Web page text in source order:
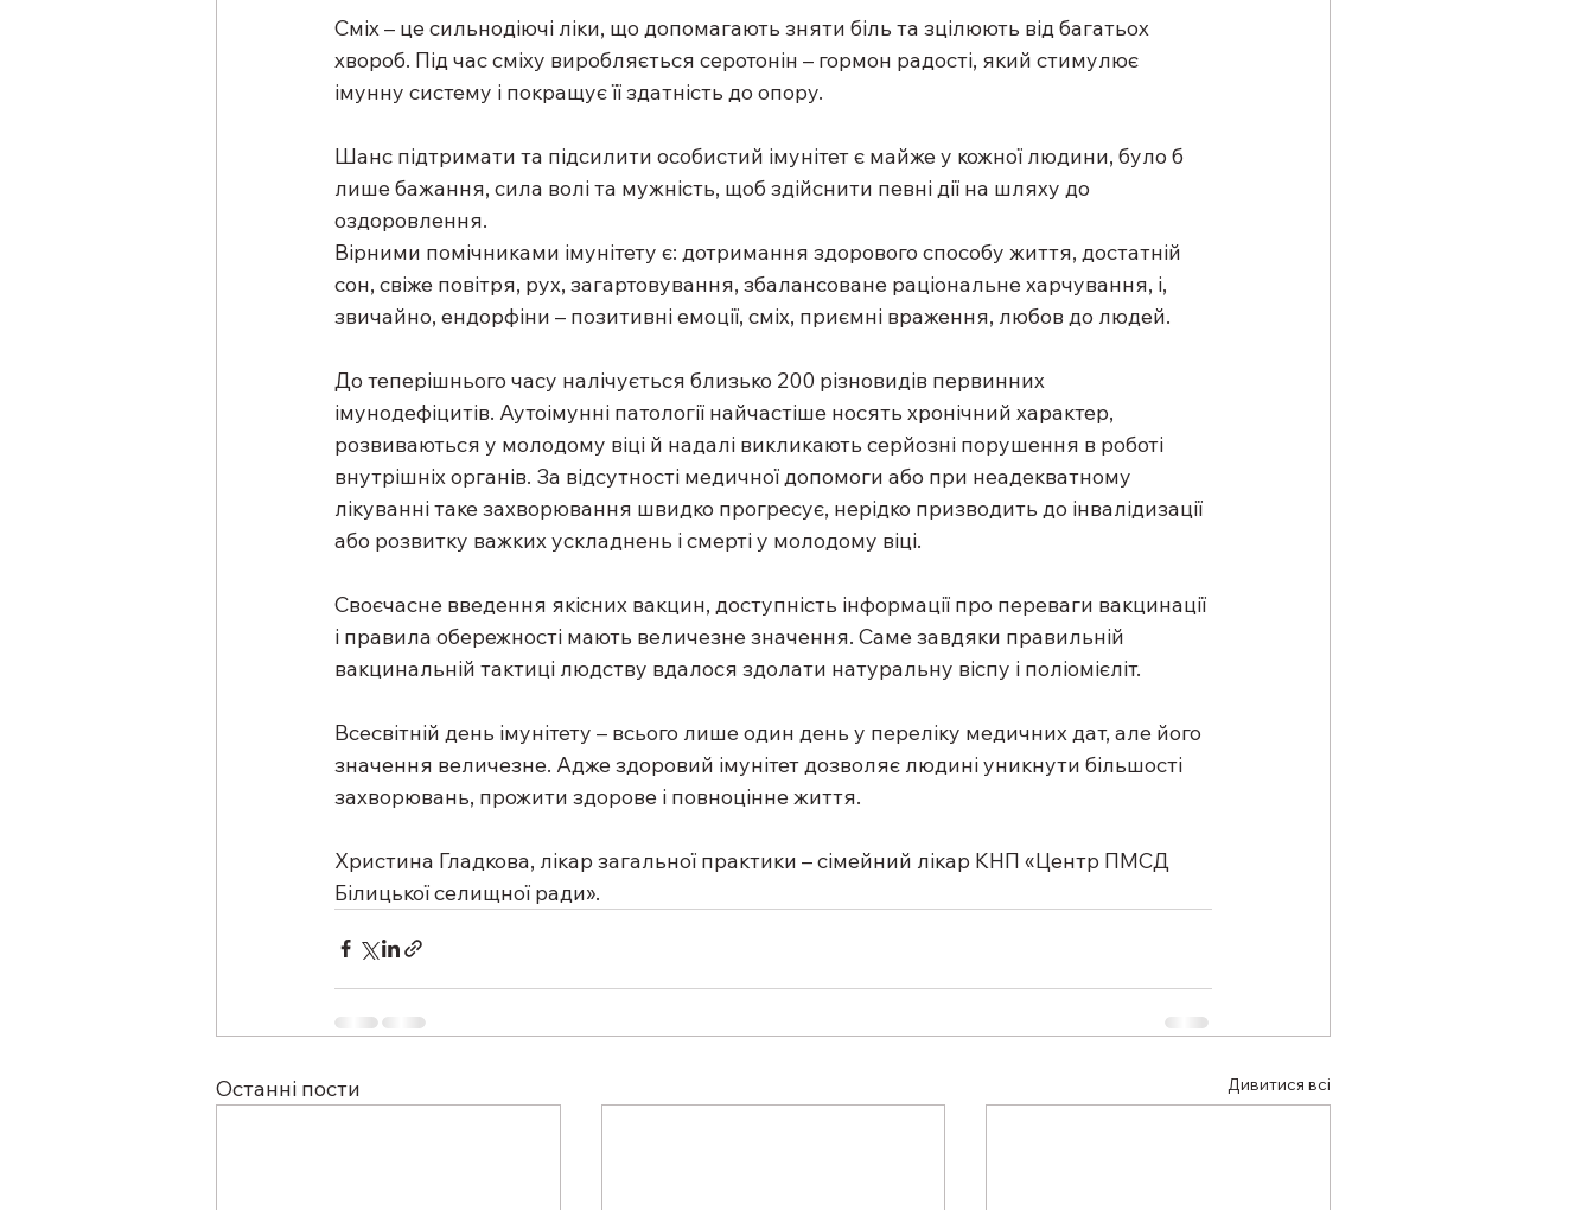
Сміх – це сильнодіючі ліки, що допомагають зняти біль та зцілюють від багатьох
хвороб. Під час сміху виробляється серотонін – гормон радості, який стимулює
імунну систему і покращує її здатність до опору.
Шанс підтримати та підсилити особистий імунітет є майже у кожної людини, було б
лише бажання, сила волі та мужність, щоб здійснити певні дії на шляху до
оздоровлення.
Вірними помічниками імунітету є: дотримання здорового способу життя, достатній
сон, свіже повітря, рух, загартовування, збалансоване раціональне харчування, і,
звичайно, ендорфіни – позитивні емоції, сміх, приємні враження, любов до людей.
До теперішнього часу налічується близько 200 різновидів первинних
імунодефіцитів. Аутоімунні патології найчастіше носять хронічний характер,
розвиваються у молодому віці й надалі викликають серйозні порушення в роботі
внутрішніх органів. За відсутності медичної допомоги або при неадекватному
лікуванні таке захворювання швидко прогресує, нерідко призводить до інвалідизації
або розвитку важких ускладнень і смерті у молодому віці.
Своєчасне введення якісних вакцин, доступність інформації про переваги вакцинації
і правила обережності мають величезне значення. Саме завдяки правильній
вакцинальній тактиці людству вдалося здолати натуральну віспу і поліомієліт.
Всесвітній день імунітету – всього лише один день у переліку медичних дат, але його
значення величезне. Адже здоровий імунітет дозволяє людині уникнути більшості
захворювань, прожити здорове і повноцінне життя.
Христина Гладкова, лікар загальної практики – сімейний лікар КНП «Центр ПМСД
Білицької селищної ради».
Останні пости Дивитися всі